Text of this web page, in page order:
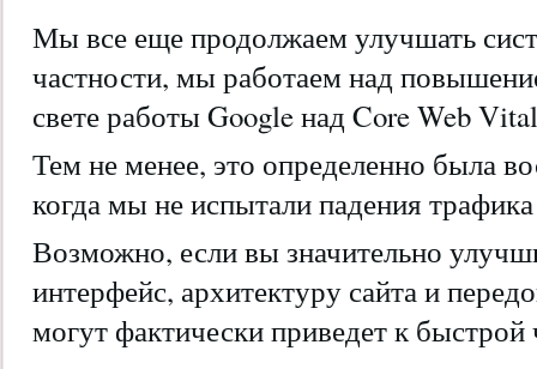
Мы все еще продолжаем улучшать
частности, мы работаем над
свете работы Google над Core Web
Тем не менее, это определенно была
когда мы не испытали падения
Возможно, если вы значительно
интерфейс, архитектуру сайта и
могут фактически приведет к быстрой